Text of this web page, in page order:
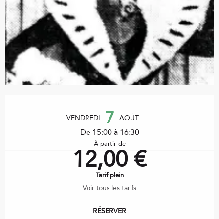
VENDREDI 7 AOÛT
De 15:00 à 16:30
À partir de
12,00 €
Tarif plein
Voir tous les tarifs
RÉSERVER